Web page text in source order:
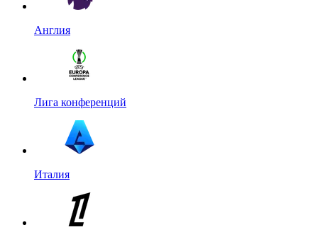
Англия
Лига конференций
Италия